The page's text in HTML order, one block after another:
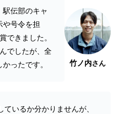
竹ノ内さん
駅伝部のキャ
や号令を担
できました。
でしたが、全
ったです。
ているか分かりませんが、